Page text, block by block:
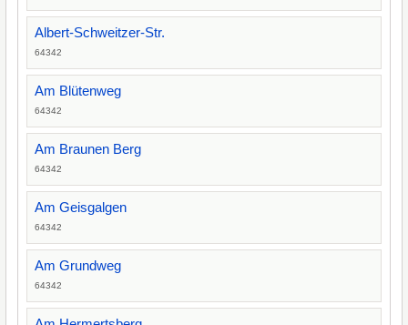
Albert-Schweitzer-Str.
64342
Am Blütenweg
64342
Am Braunen Berg
64342
Am Geisgalgen
64342
Am Grundweg
64342